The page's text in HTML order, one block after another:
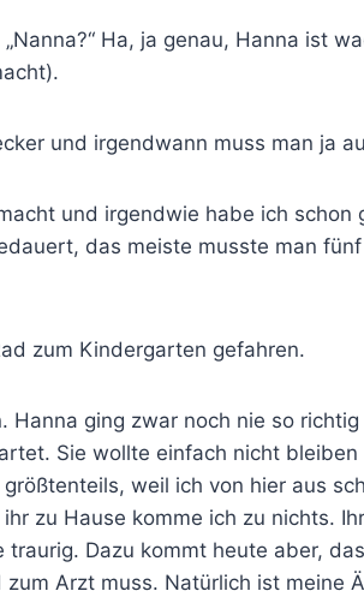
Ha, ja genau, Hanna ist
und irgendwann muss man ja
und irgendwie habe ich schon
das meiste musste man
zum Kindergarten gefahren.
Hanna ging zwar noch nie so
Sie wollte einfach nicht
weil ich von hier aus
zu Hause komme ich zu nichts.
Dazu kommt heute aber,
Arzt muss. Natürlich ist meine